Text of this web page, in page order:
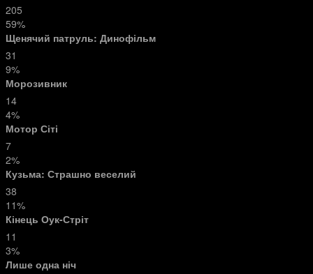
205
59%
Щенячий патруль: Динофільм
31
9%
Морозивник
14
4%
Мотор Сіті
7
2%
Кузьма: Страшно веселий
38
11%
Кінець Оук-Стріт
11
3%
Лише одна ніч